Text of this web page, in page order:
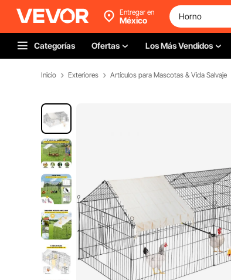
Entregar en
México
Categorías Ofertas Los Más Vendidos
Inicio Exteriores Artículos para Mascotas & Vida Salvaje